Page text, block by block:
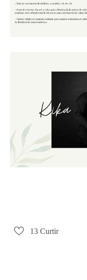
13 Curtir